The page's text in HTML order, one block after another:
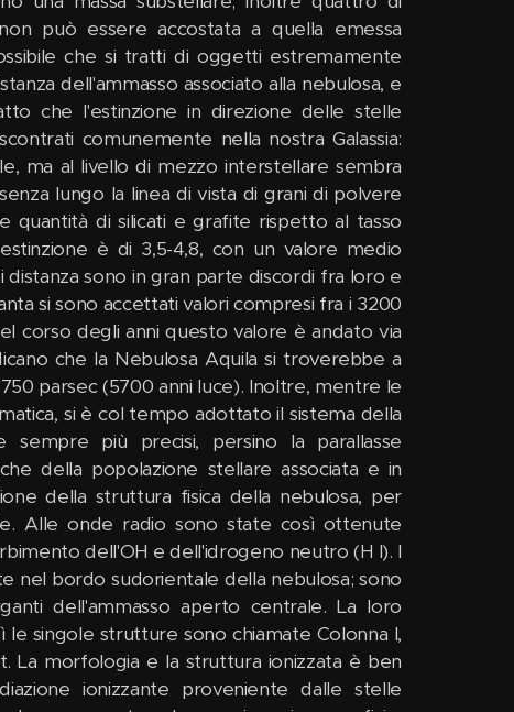
può essere accostata a quella emessa
che si tratti di oggetti estremamente
dell'ammasso associato alla nebulosa, e
che l'estinzione in direzione delle stelle
comunemente nella nostra Galassia:
ma al livello di mezzo interstellare sembra
lungo la linea di vista di grani di polvere
quantità di silicati e grafite rispetto al tasso
è di 3,5-4,8, con un valore medio
sono in gran parte discordi fra loro e
si sono accettati valori compresi fra i 3200
corso degli anni questo valore è andato via
che la Nebulosa Aquila si troverebbe a
parsec (5700 anni luce). Inoltre, mentre le
si è col tempo adottato il sistema della
più precisi, persino la parallasse
della popolazione stellare associata e in
della struttura fisica della nebulosa, per
Alle onde radio sono state così ottenute
dell'OH e dell'idrogeno neutro (H I). I
nel bordo sudorientale della nebulosa; sono
dell'ammasso aperto centrale. La loro
singole strutture sono chiamate Colonna I,
La morfologia e la struttura ionizzata è ben
ionizzante proveniente dalle stelle